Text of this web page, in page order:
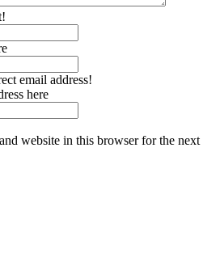
email address!
here
website in this browser for the next